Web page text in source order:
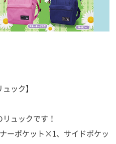
ック】
ュックです！
ーポケット×1、サイドポケッ